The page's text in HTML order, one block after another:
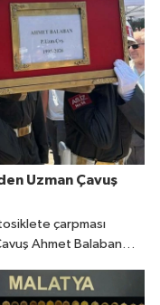
Uzman Çavuş
çarpması
Ahmet Balaban